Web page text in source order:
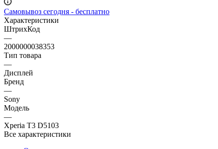
Самовывоз сегодня - бесплатно
Характеристики
ШтрихКод
—
2000000038353
Тип товара
—
Дисплей
Бренд
—
Sony
Модель
—
Xperia T3 D5103
Все характеристики